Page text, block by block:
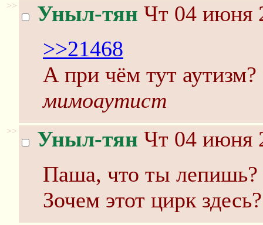
>> Уныл-тян Чт 04 июня
>>21468
А при чём тут аутизм?
мимоаутист
>> Уныл-тян Чт 04 июня
Паша, что ты лепишь?
Зочем этот цирк здесь?